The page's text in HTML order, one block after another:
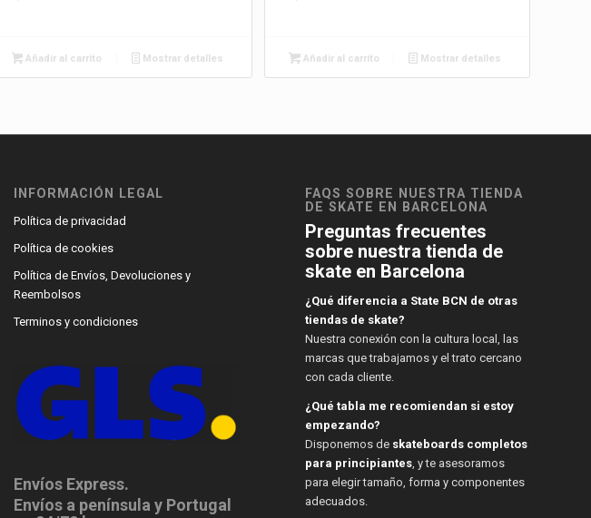
Añadir al carrito Mostrar detalles Añadir al carrito Mostrar detalles
INFORMACIÓN LEGAL
Política de privacidad
Política de cookies
Política de Envíos, Devoluciones y
Reembolsos
Terminos y condiciones
Envíos Express.
Envíos a península y Portugal
FAQS SOBRE NUESTRA TIENDA
DE SKATE EN BARCELONA
Preguntas frecuentes
sobre nuestra tienda de
skate en Barcelona
¿Qué diferencia a State BCN de otras
tiendas de skate?
Nuestra conexión con la cultura local, las
marcas que trabajamos y el trato cercano
con cada cliente.
¿Qué tabla me recomiendan si estoy
empezando?
Disponemos de skateboards completos
para principiantes, y te asesoramos
para elegir tamaño, forma y componentes
adecuados.